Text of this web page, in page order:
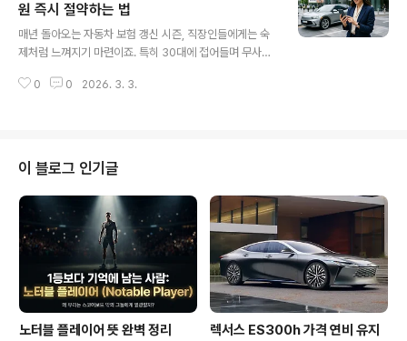
무엇인지보다, 내가 어떤 자동화 시나리오를 꿈꾸느냐가
더 중요한 세상이 된 것이죠.오늘 이 글에서는 단순한 이론
을 넘어, 제가 직접 2026년형 Matter 1.5 기반으로 구축
한 이종 브랜드 가전 100% 연동 실무 노하우를 공유해 드
리려 합니다. 냉장고는 LG, 세탁기는 삼성, 조명..
원 즉시 절약하는 법
매년 돌아오는 자동차 보험 갱신 시즌, 직장인들에게는 숙
제처럼 느껴지기 마련이죠. 특히 30대에 접어들며 무사고
왜 보험료는 체감상 줄어들지 않을까?"라는 의구심이 들
아닙니다. 특히 평일에는 대중교통으로 출퇴근하고 주말에
만 주로 운전하는 '주말 드라이버' 직장인이라면 더욱 그렇
죠.저 역시 30대 직장인으로서 평일에는 지옥철을 이용하
고, 토요일이나 일요일에만 교외로 드라이브를 나가는 패
턴을 가지고 있는데요. 이번 갱신 때 우연히 알게 된 '주말
운전 특약'과 몇 가지 조회 ..
0 0 2026. 3. 3.
이 블로그 인기글
노터블 플레이어 뜻 완벽 정리
렉서스 ES300h 가격 연비 유지